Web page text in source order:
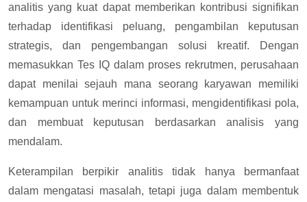
analitis yang kuat dapat memberikan kontribusi signifikan
terhadap identifikasi peluang, pengambilan keputusan
strategis, dan pengembangan solusi kreatif. Dengan
memasukkan Tes IQ dalam proses rekrutmen, perusahaan
dapat menilai sejauh mana seorang karyawan memiliki
kemampuan untuk merinci informasi, mengidentifikasi pola,
dan membuat keputusan berdasarkan analisis yang
mendalam.
Keterampilan berpikir analitis tidak hanya bermanfaat
dalam mengatasi masalah, tetapi juga dalam membentuk